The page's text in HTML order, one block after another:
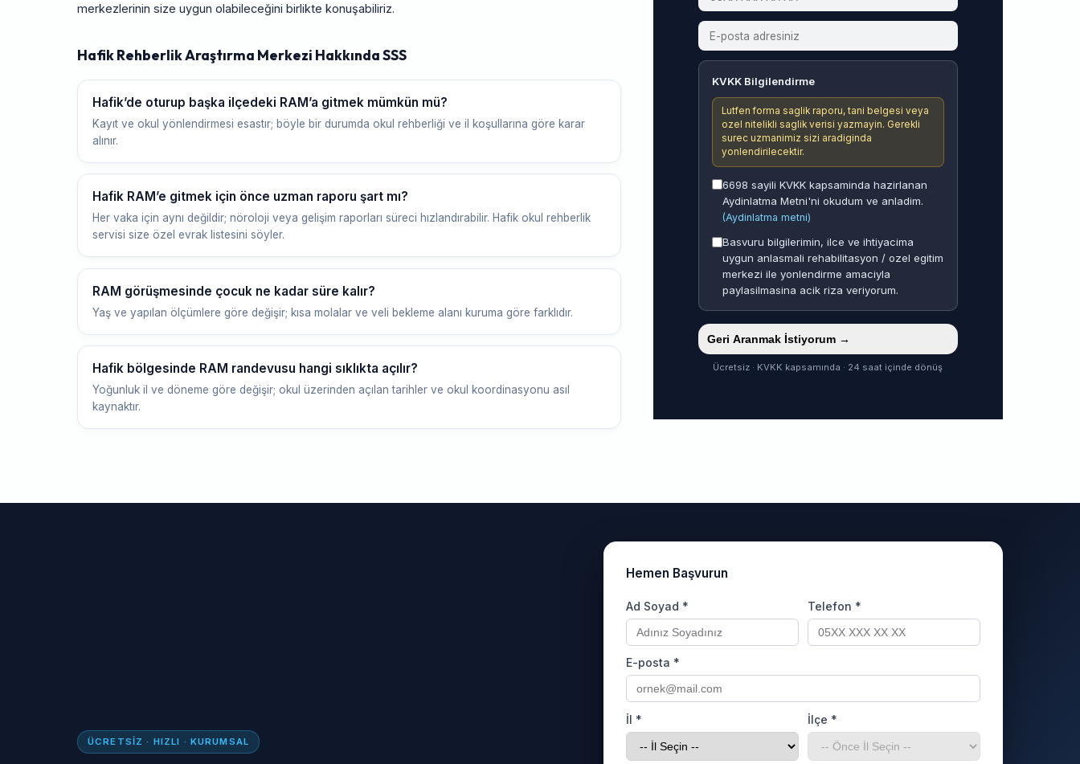
merkezlerinin size uygun olabileceğini birlikte konuşabiliriz.
Hafik Rehberlik Araştırma Merkezi Hakkında SSS
Hafik’de oturup başka ilçedeki RAM’a gitmek mümkün mü?
Kayıt ve okul yönlendirmesi esastır; böyle bir durumda okul rehberliği ve il koşullarına göre karar
alınır.
Hafik RAM’e gitmek için önce uzman raporu şart mı?
Her vaka için aynı değildir; nöroloji veya gelişim raporları süreci hızlandırabilir. Hafik okul rehberlik
servisi size özel evrak listesini söyler.
RAM görüşmesinde çocuk ne kadar süre kalır?
Yaş ve yapılan ölçümlere göre değişir; kısa molalar ve veli bekleme alanı kuruma göre farklıdır.
Hafik bölgesinde RAM randevusu hangi sıklıkta açılır?
Yoğunluk il ve döneme göre değişir; okul üzerinden açılan tarihler ve okul koordinasyonu asıl
kaynaktır.
KVKK Bilgilendirme
Lutfen forma saglik raporu, tani belgesi veya
ozel nitelikli saglik verisi yazmayin. Gerekli
surec uzmanimiz sizi aradiginda
yonlendirilecektir.
6698 sayili KVKK kapsaminda hazirlanan
Aydinlatma Metni'ni okudum ve anladim.
(Aydinlatma metni)
Basvuru bilgilerimin, ilce ve ihtiyacima
uygun anlasmali rehabilitasyon / ozel egitim
merkezi ile yonlendirme amaciyla
paylasilmasina acik riza veriyorum.
Geri Aranmak İstiyorum →
Ücretsiz · KVKK kapsamında · 24 saat içinde dönüş
ÜCRETSIZ · HIZLI · KURUMSAL
Hemen Başvurun
Ad Soyad * Telefon *
E-posta *
İl * İlçe *